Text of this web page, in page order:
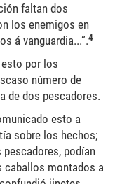
faltan dos
los enemigos en
á vanguardia...”.4
por los
número de
de dos pescadores.
esto a
sobre los hechos;
podían
caballos montados a